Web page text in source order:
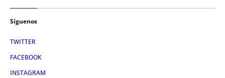
Síguenos
TWITTER
FACEBOOK
INSTAGRAM